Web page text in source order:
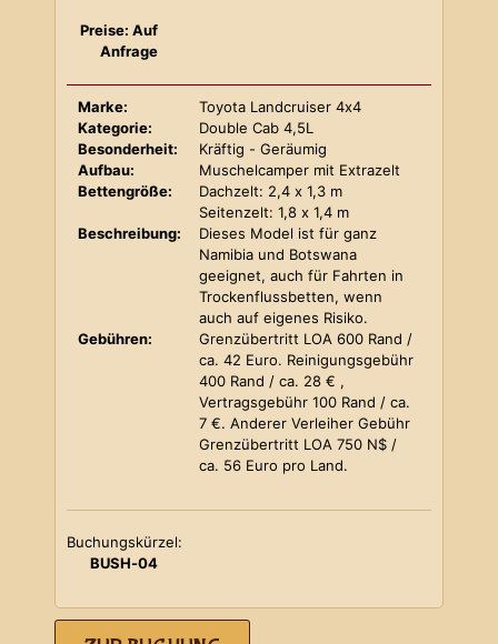
Preise: Auf
Anfrage
Marke:
Toyota Landcruiser 4x4
Kategorie:
Double Cab 4,5L
Besonderheit:
Kräftig - Geräumig
Aufbau:
Muschelcamper mit Extrazelt
Bettengröße:
Dachzelt: 2,4 x 1,3 m
Seitenzelt: 1,8 x 1,4 m
Beschreibung:
Dieses Model ist für ganz
Namibia und Botswana
geeignet, auch für Fahrten in
Trockenflussbetten, wenn
auch auf eigenes Risiko.
Gebühren:
Grenzübertritt LOA 600 Rand /
ca. 42 Euro. Reinigungsgebühr
400 Rand / ca. 28 € ,
Vertragsgebühr 100 Rand / ca.
7 €. Anderer Verleiher Gebühr
Grenzübertritt LOA 750 N$ /
ca. 56 Euro pro Land.
Buchungskürzel:
BUSH-04